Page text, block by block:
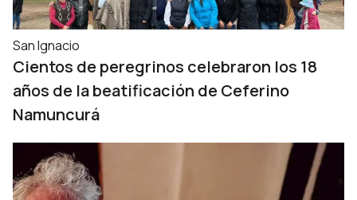
San Ignacio
Cientos de peregrinos celebraron los 18
años de la beatificación de Ceferino
Namuncurá